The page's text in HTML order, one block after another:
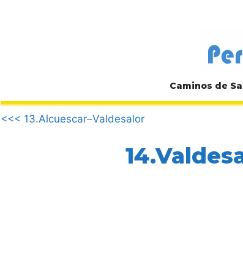
Caminos de
.
<<< 13.Alcuescar–Valdesalor